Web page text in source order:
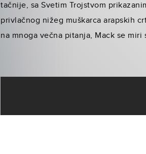
tačnije, sa Svetim Trojstvom
privlačnog nižeg muškarca arapskih
na mnoga večna pitanja, Mack se